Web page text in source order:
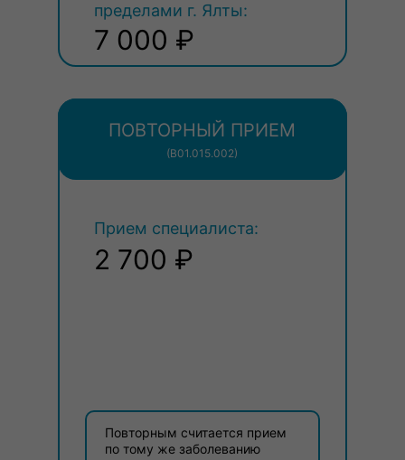
Повторным считается прием
по тому же заболеванию
2 700 ₽
Прием специалиста:
ПОВТОРНЫЙ ПРИЕМ
(В01.015.002)
пределами г. Ялты:
7 000 ₽